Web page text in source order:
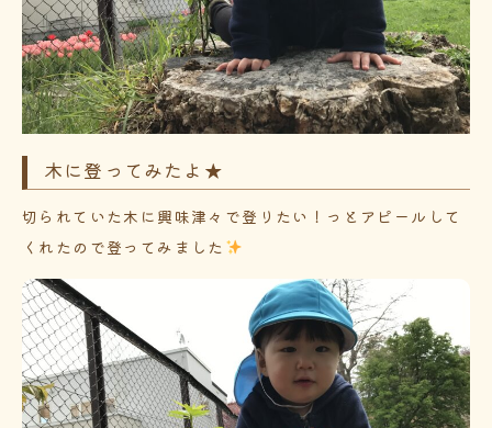
木に登ってみたよ★
切られていた木に興味津々で登りたい！っとアピールして
くれたので登ってみました